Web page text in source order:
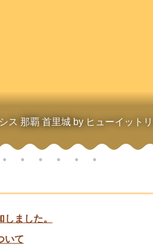
那覇 首里城 by ヒューイット
ました。
いて